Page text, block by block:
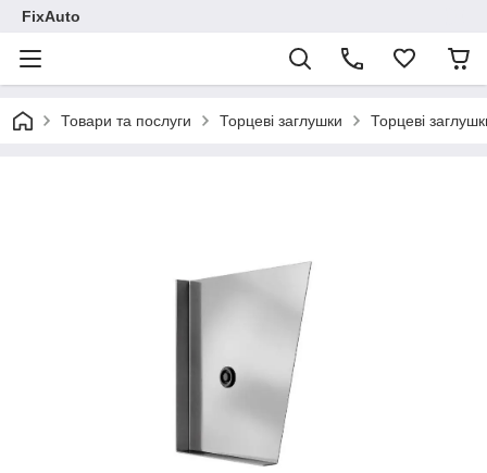
FixAuto
Товари та послуги Торцеві заглушки Торцеві